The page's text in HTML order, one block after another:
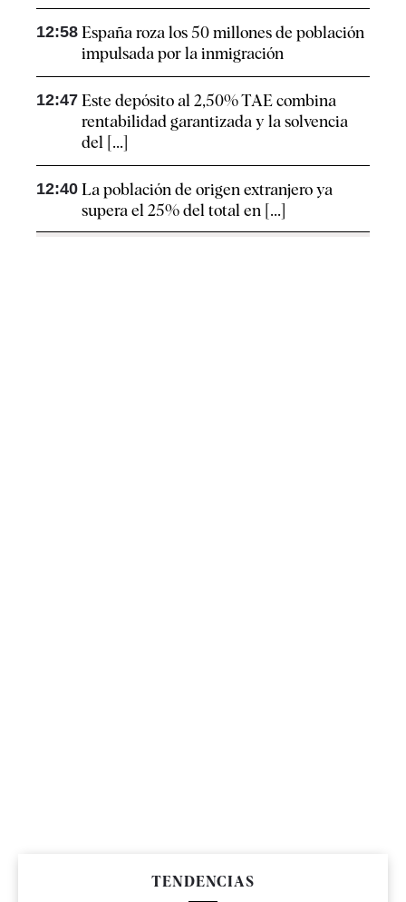
12:58 España roza los 50 millones de población
impulsada por la inmigración
12:47 Este depósito al 2,50% TAE combina
rentabilidad garantizada y la solvencia
del [...]
12:40 La población de origen extranjero ya
supera el 25% del total en [...]
TENDENCIAS